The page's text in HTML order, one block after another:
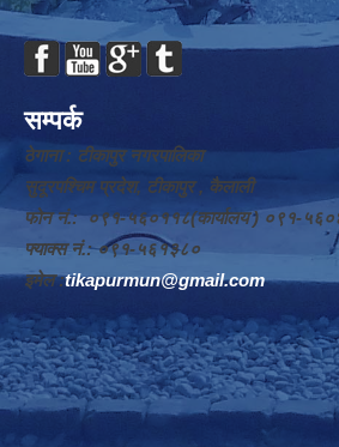
सम्पर्क
ठेगाना : टीकापुर नगरपालिका
सुदूरपश्चिम प्रदेश, टीकापुर , कैलाली
फोन नं.: ०९१-५६०११८(कार्यालय ) ०९१-
फ्याक्स नं.: ०९१-५६१३८०
इमेल :tikapurmun@gmail.com